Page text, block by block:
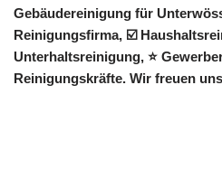
Gebäudereinigung für
Reinigungsfirma, ☑️
Unterhaltsreinigung, ⭐
Reinigungskräfte. Wir freuen